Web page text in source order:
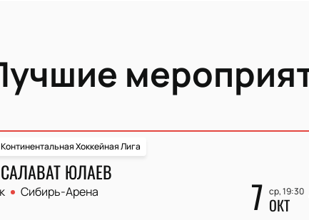
Континентальная Хоккейная Лига
ЮЛАЕВ
Сибирь-Арена 7 ср, 19:30
ОКТ